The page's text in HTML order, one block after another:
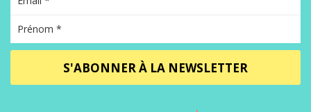
S'ABONNER À LA NEWSLETTER